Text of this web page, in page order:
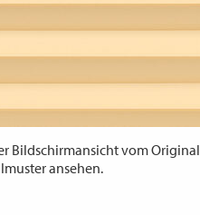
Bildschirmansicht vom Original
ansehen.